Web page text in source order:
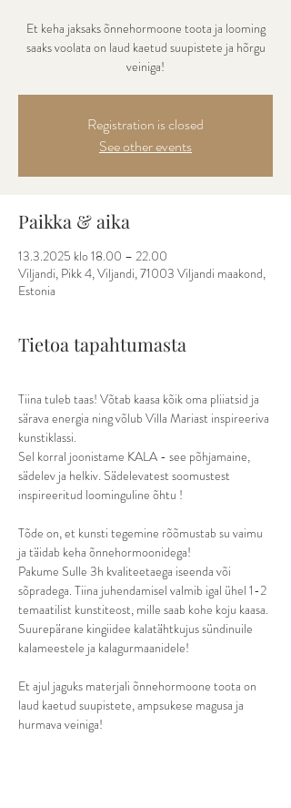
Et keha jaksaks õnnehormoone toota ja looming
saaks voolata on laud kaetud suupistete ja hõrgu
veiniga!
Registration is closed
See other events
Paikka & aika
13.3.2025 klo 18.00 – 22.00
Viljandi, Pikk 4, Viljandi, 71003 Viljandi maakond,
Estonia
Tietoa tapahtumasta
Tiina tuleb taas! Võtab kaasa kõik oma pliiatsid ja
särava energia ning võlub Villa Mariast inspireeriva
kunstiklassi.
Sel korral joonistame KALA - see põhjamaine,
sädelev ja helkiv. Sädelevatest soomustest
inspireeritud loominguline õhtu !
Tõde on, et kunsti tegemine rõõmustab su vaimu
ja täidab keha õnnehormoonidega!
Pakume Sulle 3h kvaliteetaega iseenda või
sõpradega. Tiina juhendamisel valmib igal ühel 1-2
temaatilist kunstiteost, mille saab kohe koju kaasa.
Suurepärane kingiidee kalatähtkujus sündinuile
kalameestele ja kalagurmaanidele!
Et ajul jaguks materjali õnnehormoone toota on
laud kaetud suupistete, ampsukese magusa ja
hurmava veiniga!